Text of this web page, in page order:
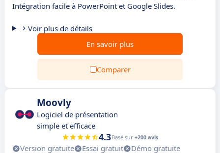
Intégration facile à PowerPoint et Google Slides.
Voir plus de détails
En savoir plus
Comparer
Moovly
Logiciel de présentation
simple et efficace
4.3Basé sur +200 avis
Version gratuite Essai gratuit
Démo gratuite